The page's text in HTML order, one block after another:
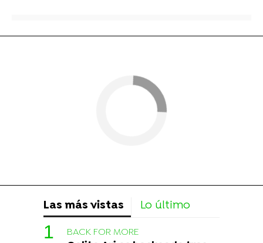
Las más vistas Lo último
BACK FOR MORE